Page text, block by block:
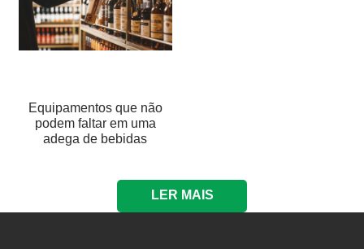
Equipamentos que não
podem faltar em uma
adega de bebidas
LER MAIS